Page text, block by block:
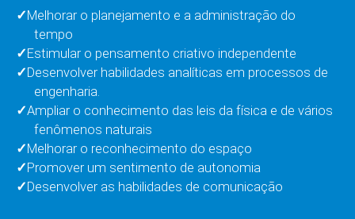
Melhorar o planejamento e a administração do
tempo
Estimular o pensamento criativo independente
Desenvolver habilidades analíticas em processos de
engenharia.
Ampliar o conhecimento das leis da física e de vários
fenômenos naturais
Melhorar o reconhecimento do espaço
Promover um sentimento de autonomia
Desenvolver as habilidades de comunicação